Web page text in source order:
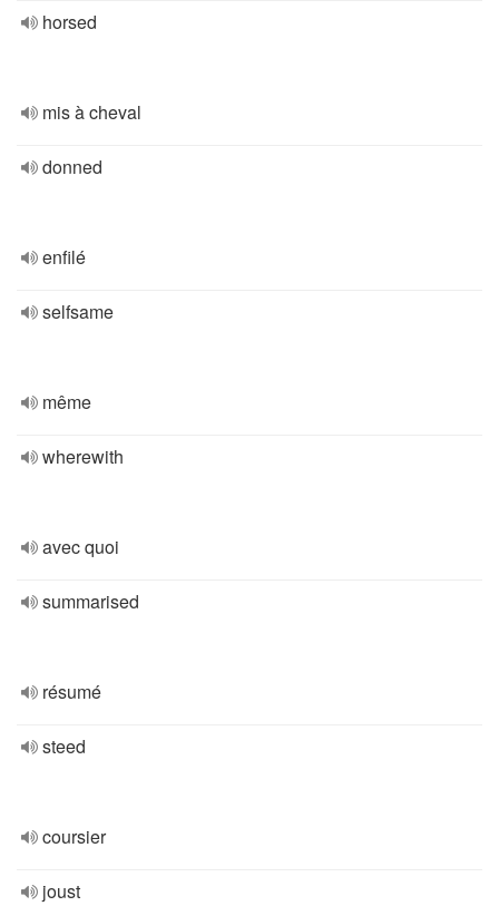
horsed
mis à cheval
donned
enfilé
selfsame
même
wherewith
avec quoi
summarised
résumé
steed
coursier
joust